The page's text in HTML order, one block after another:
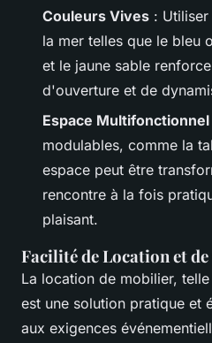
Couleurs Vives :
la mer telles que le bleu
et le jaune sable
d'ouverture et de
Espace Multifonctionnel
modulables, comme la
espace peut être
rencontre à la fois
plaisant.
Facilité de Location et
La location de mobilier,
est une solution pratique et
aux exigences